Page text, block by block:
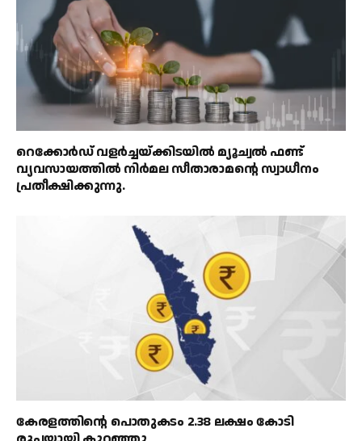
റെക്കോർഡ് വളർച്ചയ്ക്കിടയിൽ മ്യൂച്വൽ ഫണ്ട്
വ്യവസായത്തിൽ നിർമല സീതാരാമൻ്റെ സ്വാധീനം
പ്രതീക്ഷിക്കുന്നു.
കേരളത്തിൻ്റെ പൊതുകടം 2.38 ലക്ഷം കോടി